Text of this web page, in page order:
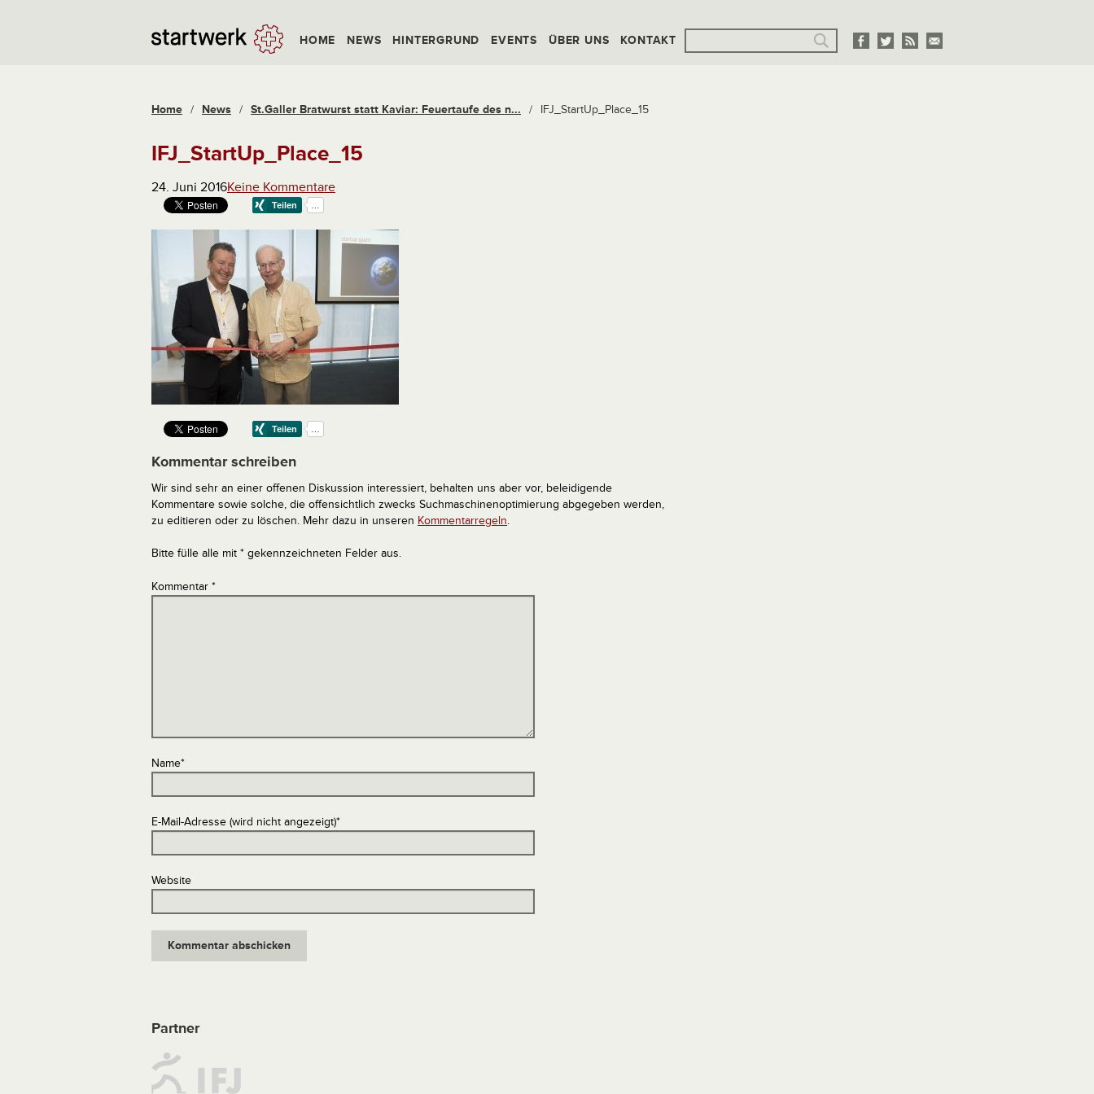
HOME NEWS HINTERGRUND EVENTS ÜBER UNS KONTAKT
Home / News / St.Galler Bratwurst statt Kaviar: Feuertaufe des n... / IFJ_StartUp_Place_15
IFJ_StartUp_Place_15
24. Juni 2016Keine Kommentare
Kommentar schreiben
Wir sind sehr an einer offenen Diskussion interessiert, behalten uns aber vor, beleidigende
Kommentare sowie solche, die offensichtlich zwecks Suchmaschinenoptimierung abgegeben werden,
zu editieren oder zu löschen. Mehr dazu in unseren Kommentarregeln.
Bitte fülle alle mit * gekennzeichneten Felder aus.
Kommentar *
Name*
E-Mail-Adresse (wird nicht angezeigt)*
Website
Partner